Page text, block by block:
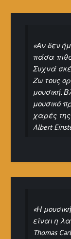
«Αν δεν
πάσα
Συχνά
Ζω τους
μουσική.
μουσικό
χαρές
Albert
«Η
είναι η
Thomas